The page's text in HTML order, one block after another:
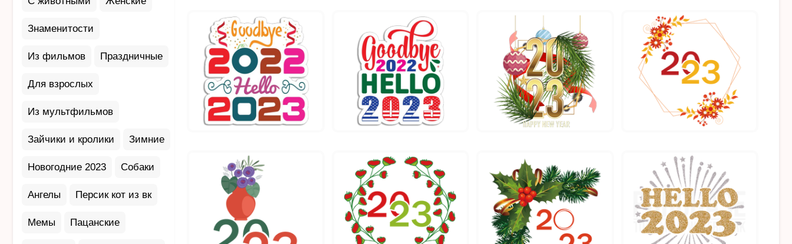
Знаменитости
Из фильмов Праздничные
Для взрослых
Из мультфильмов
Зайчики и кролики Зимние
Новогодние 2023 Собаки
Ангелы Персик кот из вк
Мемы Пацанские